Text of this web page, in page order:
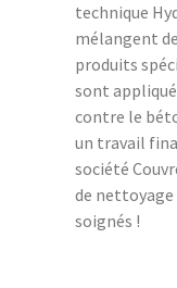
technique
mélangent
produits
sont
contre le
un travail
société
de nettoyage
soignés !